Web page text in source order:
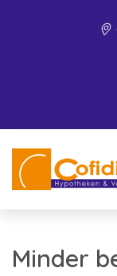
Minder